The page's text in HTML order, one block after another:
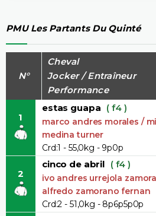
PMU Les Partants Du Quinté
N°
Cheval
Jocker / Entraîneur
Performance
1
estas guapa ( f4 )
marco andres morales /
medina turner
Crd:1 - 55,0kg - 9p0p
2
cinco de abril ( f4 )
ivo andres urrejola
alfredo zamorano fernan
Crd:2 - 51,0kg - 8p6p5p0p